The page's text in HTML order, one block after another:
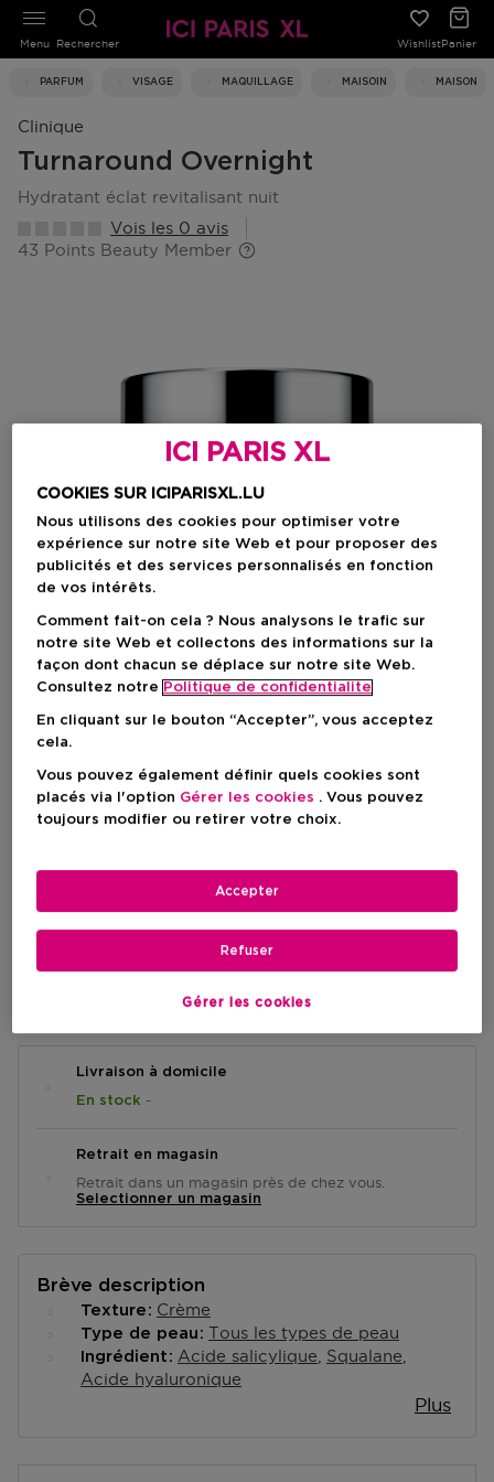
Rechercher WishlistPanier
PARFUM VISAGE MAQUILLAGE MAISOIN MAISON
Menu
Clinique
Turnaround Overnight
hydratant éclat revitalisant nuit
Vois les 0 avis
43 Points Beauty Member
Choisissez votre format
50 ML En stock
Prix du produit
43,50 €
Livraison à domicile
En stock -
Retrait en magasin
Retrait dans un magasin près de chez vous.
Selectionner un magasin
Brève description
Texture Crème
Type de peau Tous les types de peau
Ingrédient Acide salicylique Squalane
Acide hyaluronique
Plus
ICI PARIS XL
COOKIES SUR ICIPARISXL.LU
Nous utilisons des cookies pour optimiser votre
expérience sur notre site Web et pour proposer des
publicités et des services personnalisés en fonction
de vos intérêts.
Comment fait-on cela ? Nous analysons le trafic sur
notre site Web et collectons des informations sur la
façon dont chacun se déplace sur notre site Web.
Consultez notre Politique de confidentialite
En cliquant sur le bouton “Accepter”, vous acceptez
cela.
Vous pouvez également définir quels cookies sont
placés via l'option Gérer les cookies . Vous pouvez
toujours modifier ou retirer votre choix.
Gérer les cookies
Refuser
Accepter